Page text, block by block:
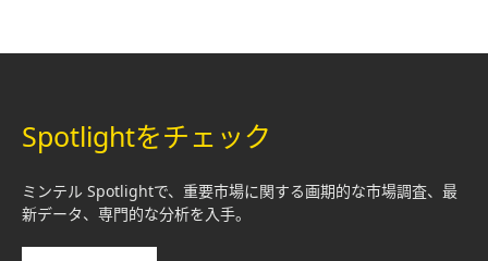
Spotlightをチェック
ミンテル Spotlightで、重要市場に関する画期的な市場調査、最
新データ、専門的な分析を入手。